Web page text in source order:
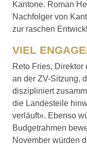
Kantone. Roman
Nachfolger von
zur raschen
VIEL
Reto Fries,
an der ZV-Sitzung,
diszipliniert
die Landesteile
verläuft». Ebenso
Budgetrahmen
November würden